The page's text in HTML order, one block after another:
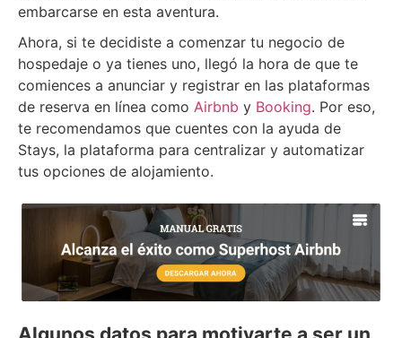
embarcarse en esta aventura.
Ahora, si te decidiste a comenzar tu negocio de
hospedaje o ya tienes uno, llegó la hora de que te
comiences a anunciar y registrar en las plataformas
de reserva en línea como Airbnb y Booking. Por eso,
te recomendamos que cuentes con la ayuda de
Stays, la plataforma para centralizar y automatizar
tus opciones de alojamiento.